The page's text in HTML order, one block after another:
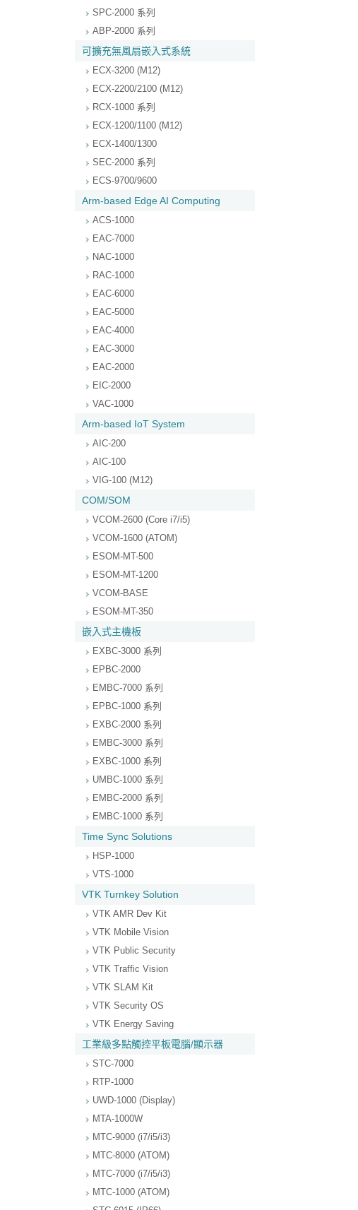
SPC-2000 系列
ABP-2000 系列
可擴充無風扇嵌入式系統
ECX-3200 (M12)
ECX-2200/2100 (M12)
RCX-1000 系列
ECX-1200/1100 (M12)
ECX-1400/1300
SEC-2000 系列
ECS-9700/9600
Arm-based Edge AI Computing
ACS-1000
EAC-7000
NAC-1000
RAC-1000
EAC-6000
EAC-5000
EAC-4000
EAC-3000
EAC-2000
EIC-2000
VAC-1000
Arm-based IoT System
AIC-200
AIC-100
VIG-100 (M12)
COM/SOM
VCOM-2600 (Core i7/i5)
VCOM-1600 (ATOM)
ESOM-MT-500
ESOM-MT-1200
VCOM-BASE
ESOM-MT-350
嵌入式主機板
EXBC-3000 系列
EPBC-2000
EMBC-7000 系列
EPBC-1000 系列
EXBC-2000 系列
EMBC-3000 系列
EXBC-1000 系列
UMBC-1000 系列
EMBC-2000 系列
EMBC-1000 系列
Time Sync Solutions
HSP-1000
VTS-1000
VTK Turnkey Solution
VTK AMR Dev Kit
VTK Mobile Vision
VTK Public Security
VTK Traffic Vision
VTK SLAM Kit
VTK Security OS
VTK Energy Saving
工業級多點觸控平板電腦/顯示器
STC-7000
RTP-1000
UWD-1000 (Display)
MTA-1000W
MTC-9000 (i7/i5/i3)
MTC-8000 (ATOM)
MTC-7000 (i7/i5/i3)
MTC-1000 (ATOM)